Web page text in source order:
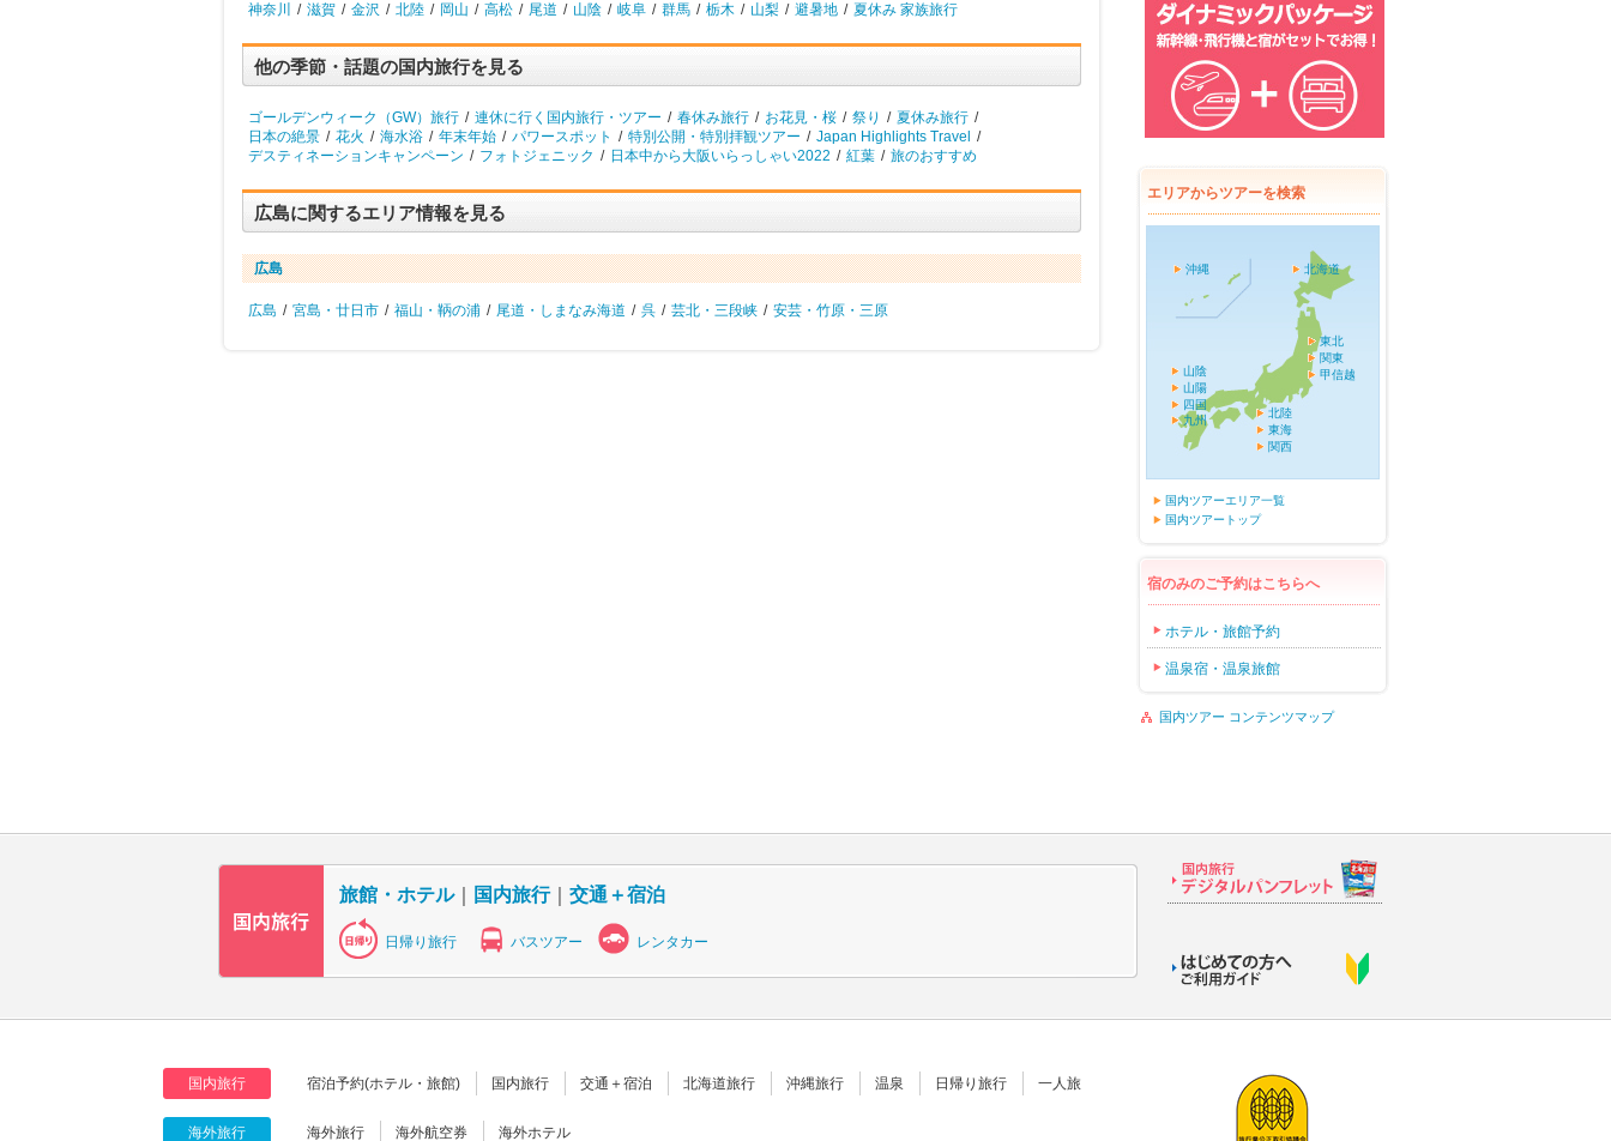
神奈川
/ 滋賀 / 金沢 / 北陸 / 岡山 / 高松 / 尾道 / 山陰 / 岐阜 / 群馬 / 栃木 / 山梨 / 避暑地 / 夏休み 家族旅行
他の季節・話題の国内旅行を見る
ゴールデンウィーク（GW）旅行 / 連休に行く国内旅行・ツアー / 春休み旅行 / お花見・桜 / 祭り / 夏休み旅行 /
日本の絶景 / 花火 / 海水浴 / 年末年始 / パワースポット / 特別公開・特別拝観ツアー / Japan Highlights Travel
/
デスティネーションキャンペーン / フォトジェニック / 日本中から大阪いらっしゃい2022 / 紅葉 / 旅のおすすめ
広島に関するエリア情報を見る
広島
広島 / 宮島・廿日市 / 福山・鞆の浦 / 尾道・しまなみ海道 / 呉 / 芸北・三段峡 / 安芸・竹原・三原
エリアからツアーを検索
北海道
東北
関東
甲信越
北陸
東海
関西
山陰
山陽
四国
九州
沖縄
国内ツアーエリア一覧
国内ツアートップ
宿のみのご予約はこちらへ
ホテル・旅館予約
温泉宿・温泉旅館
国内ツアー コンテンツマップ
旅館・ホテル｜ 国内旅行｜ 交通＋宿泊
日帰り旅行 バスツアー レンタカー
国内旅行 宿泊予約(ホテル・旅館) 国内旅行 交通＋宿泊 北海道旅行 沖縄旅行 温泉 日帰り旅行 一人旅
海外旅行 海外旅行 海外航空券 海外ホテル